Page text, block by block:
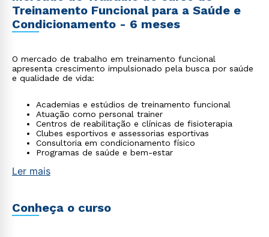
Treinamento Funcional para a Saúde e
Condicionamento - 6 meses
O mercado de trabalho em treinamento funcional
apresenta crescimento impulsionado pela busca por saúde
e qualidade de vida:
Academias e estúdios de treinamento funcional
Atuação como personal trainer
Centros de reabilitação e clínicas de fisioterapia
Clubes esportivos e assessorias esportivas
Consultoria em condicionamento físico
Programas de saúde e bem-estar
Ler mais
Conheça o curso